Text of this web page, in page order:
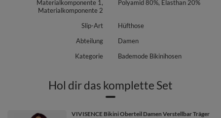
Materialkomponente 1,
Materialkomponente 2
Polyamid 80%, Elasthan 20%
Slip-Art
Hüfthose
Abteilung
Damen
Kategorie
Bademode Bikinihosen
Hol dir das komplette Set
VIVISENCE Bikini Oberteil Damen Verstellbar Träger